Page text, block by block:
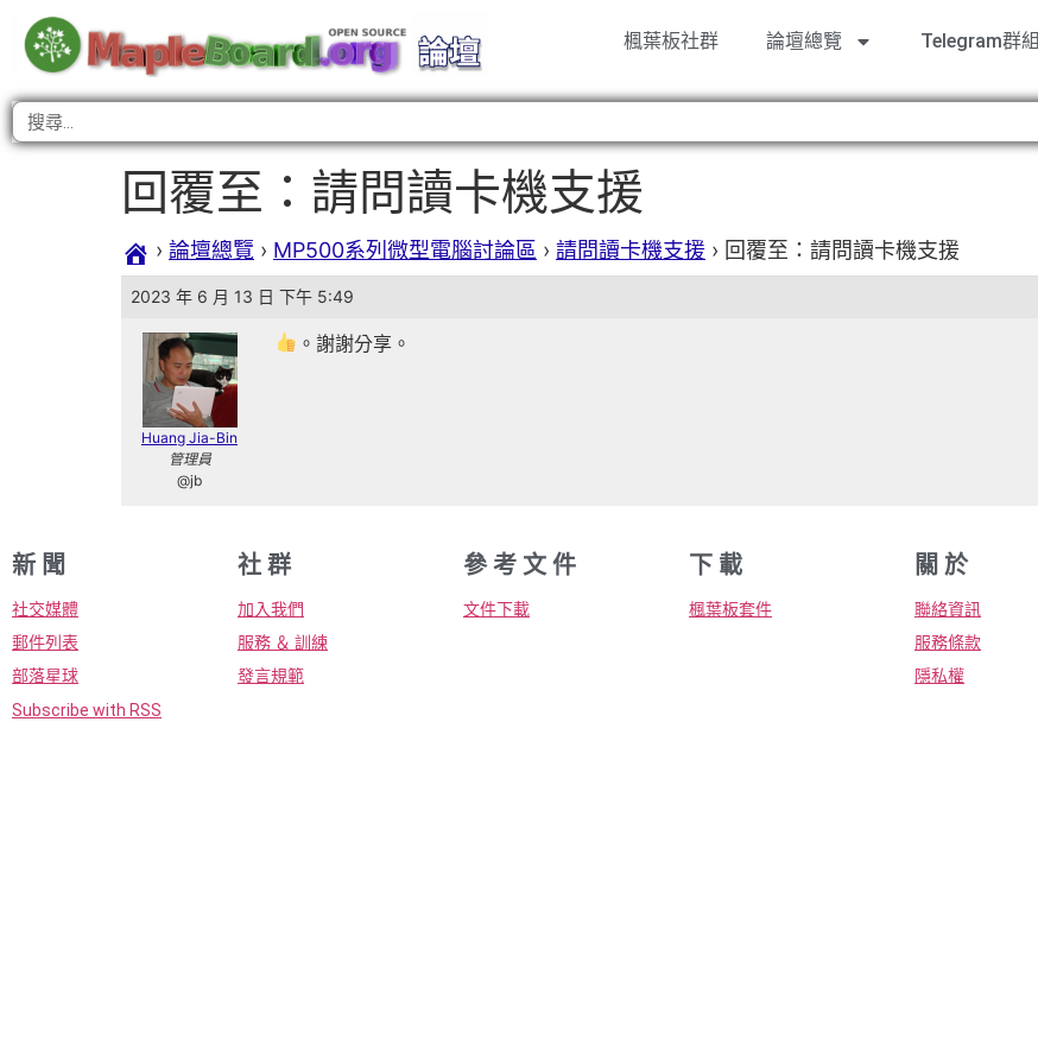
楓葉板社群 論壇總覽 Telegram群組
回覆至：請問讀卡機支援
› 論壇總覽 › MP500系列微型電腦討論區 › 請問讀卡機支援 › 回覆至：請問讀卡機支援
2023 年 6 月 13 日 下午 5:49
Huang Jia-Bin
管理員
@jb
。謝謝分享。
新 聞
社交媒體
郵件列表
部落星球
Subscribe with RSS
社 群
加入我們
服務 ＆ 訓練
發言規範
參 考 文 件
文件下載
下 載
楓葉板套件
關 於
聯絡資訊
服務條款
隱私權